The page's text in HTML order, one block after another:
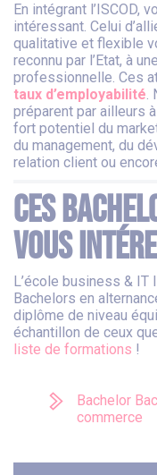
En intégrant l’ISCOD,
intéressant. Celui
qualitative et flexible
reconnu par l’Etat, à
professionnelle. Ces
taux d’employabilité.
préparent par ailleurs
fort potentiel du
du management, du
relation client ou
Ces
vous
L’école business &
Bachelors en
diplôme de niveau
échantillon de ceux
liste de formations !
Bachelor
commerce